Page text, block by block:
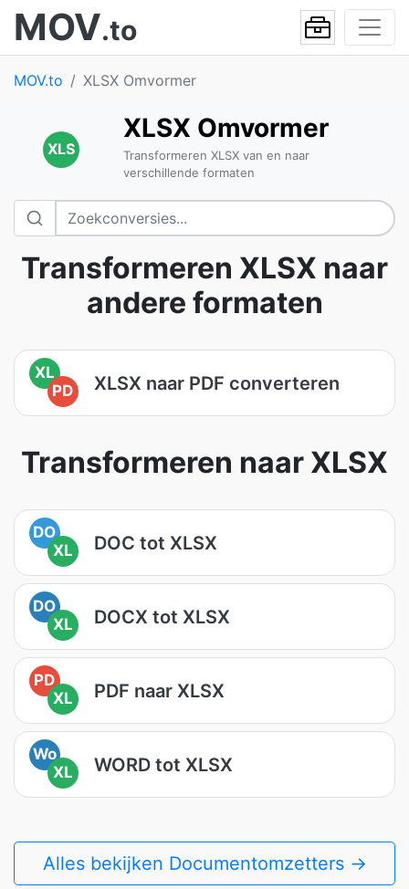
MOV.to
MOV.to XLSX Omvormer
XLS
XLSX Omvormer
Transformeren XLSX van en naar
verschillende formaten
Transformeren XLSX naar
andere formaten
XL
PD
XLSX naar PDF converteren
Transformeren naar XLSX
DO
XL
DOC tot XLSX
DO
XL
DOCX tot XLSX
PD
XL
PDF naar XLSX
Wo
XL
WORD tot XLSX
Alles bekijken Documentomzetters →